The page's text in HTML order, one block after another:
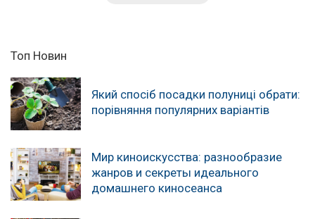
Топ Новин
Який спосіб посадки полуниці обрати:
порівняння популярних варіантів
Мир киноискусства: разнообразие
жанров и секреты идеального
домашнего киносеанса